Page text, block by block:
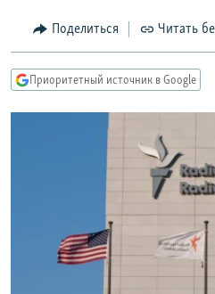
Вернутся
главной
навигации
Вернутся
МНЕНИЯ
IDEL.РЕАЛИИ
КАВКАЗ.РЕАЛИИ
РАСПИСАНИЕ ВЕЩАНИЯ
ПОДПИШИТЕСЬ НА
Поделиться Читать
Приоритетный источник в Google